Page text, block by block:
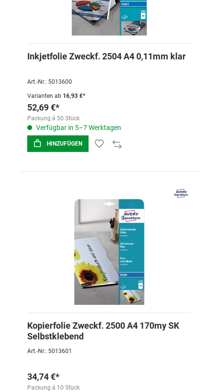
Inkjetfolie Zweckf. 2504 A4 0,11mm klar
Art.-Nr.: 5013600
Varianten ab 16,93 €*
52,69 €*
Packung á 50 Stück
Verfügbar in 5–7 Werktagen
HINZUFÜGEN
Kopierfolie Zweckf. 2500 A4 170my SK
Selbstklebend
Art.-Nr.: 5013601
34,74 €*
Packung á 10 Stück